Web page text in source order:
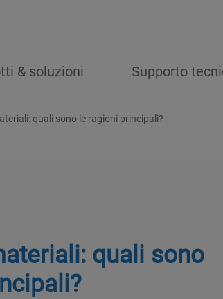
& soluzioni Supporto
quali sono le ragioni principali?
quali sono